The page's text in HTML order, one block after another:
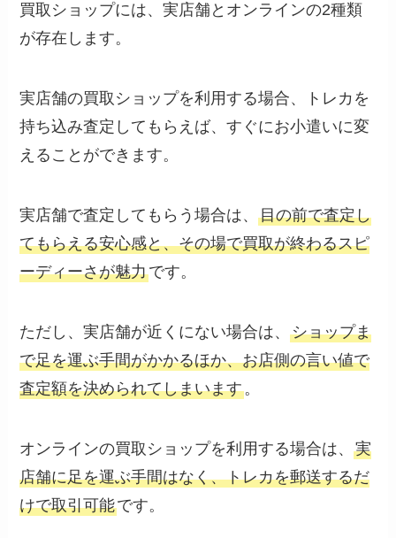
買取ショップには、実店舗とオンラインの2種類
が存在します。
実店舗の買取ショップを利用する場合、トレカを
持ち込み査定してもらえば、すぐにお小遣いに変
えることができます。
実店舗で査定してもらう場合は、目の前で査定し
てもらえる安心感と、その場で買取が終わるスピ
ーディーさが魅力です。
ただし、実店舗が近くにない場合は、ショップま
で足を運ぶ手間がかかるほか、お店側の言い値で
査定額を決められてしまいます。
オンラインの買取ショップを利用する場合は、実
店舗に足を運ぶ手間はなく、トレカを郵送するだ
けで取引可能です。